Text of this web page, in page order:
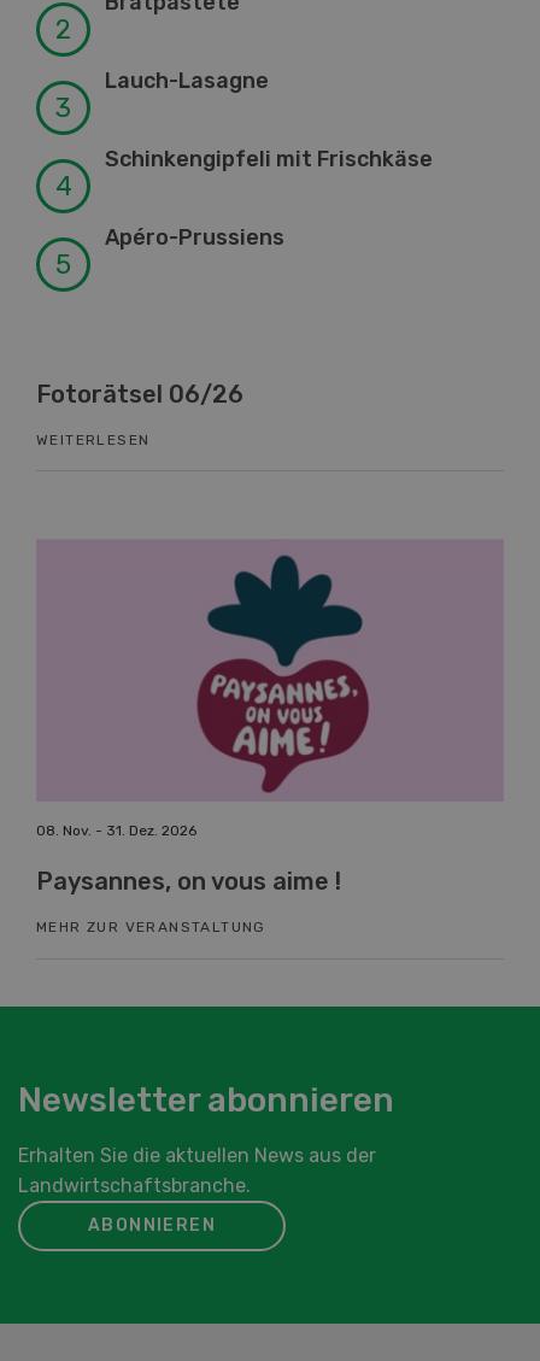
Lauch-Lasagne
Schinkengipfeli mit Frischkäse
Apéro-Prussiens
Know-How 06/26
Nov. - 31. Dez. 2026
on vous aime !
ZUR VERANSTALTUNG
Newsletter abonnieren
Erhalten Sie die aktuellen News aus der
Landwirtschaftsbranche.
ABONNIEREN